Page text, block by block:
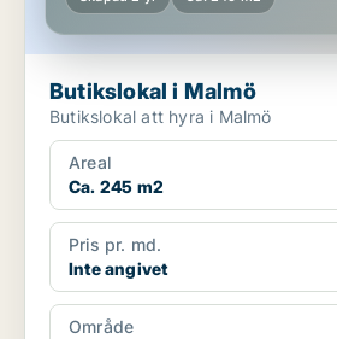
Butikslokal i Malmö
Butikslokal att hyra i Malmö
Areal
Ca. 245 m2
Pris pr. md.
Inte angivet
Område